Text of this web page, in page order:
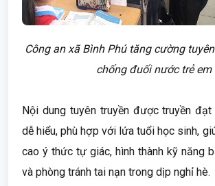
Công an xã Bình Phú tăng cường
chống đuối nước trẻ em
Nội dung tuyên truyền được truyền
dễ hiểu, phù hợp với lứa tuổi học sinh,
cao ý thức tự giác, hình thành kỹ năng
và phòng tránh tai nạn trong dịp nghỉ hè.